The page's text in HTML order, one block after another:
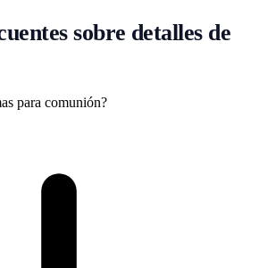
sobre detalles de
para comunión?